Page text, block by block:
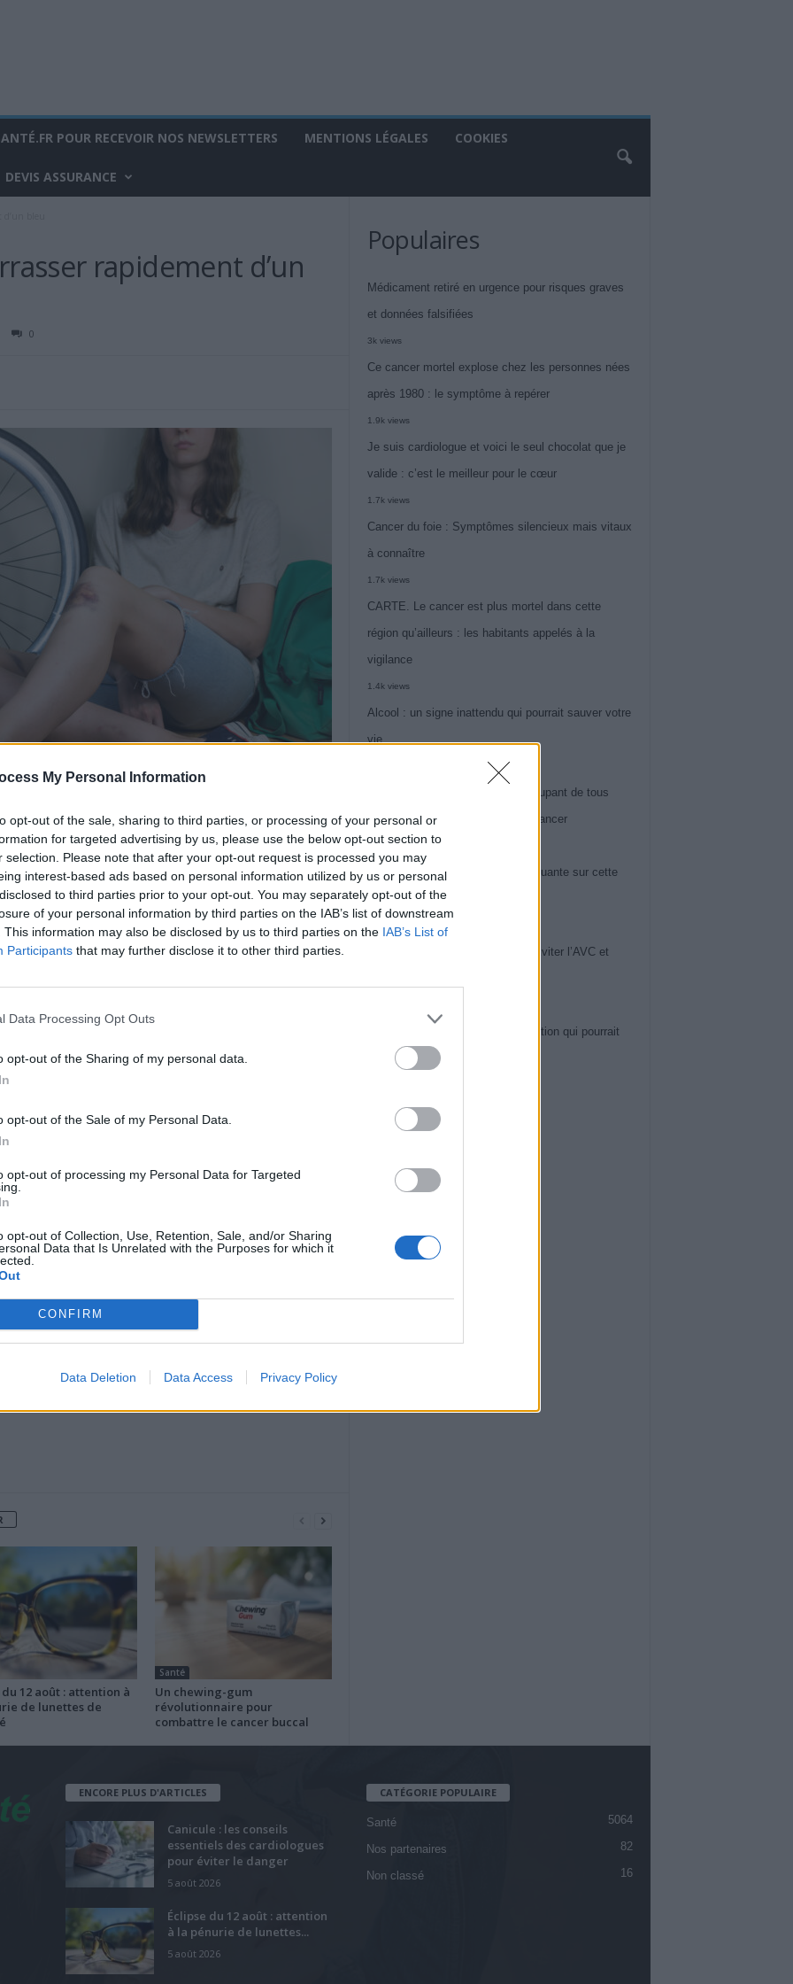
My Personal Information
opt-out of the sale, sharing to third parties, or processing of your personal or
for targeted advertising by us, please use the below opt-out section to
selection. Please note that after your opt-out request is processed you may
interest-based ads based on personal information utilized by us or personal
to third parties prior to your opt-out. You may separately opt-out of the
of your personal information by third parties on the IAB’s list of downstream
This information may also be disclosed by us to third parties on the IAB’s List of
Participants that may further disclose it to other third parties.
Data Processing Opt Outs
opt-out of the Sharing of my personal data.
opt-out of the Sale of my Personal Data.
opt-out of processing my Personal Data for Targeted
opt-out of Collection, Use, Retention, Sale, and/or Sharing
Data that Is Unrelated with the Purposes for which it
CONFIRM
Data Deletion Data Access Privacy Policy
POUR RECEVOIR NOS NEWSLETTERS MENTIONS LÉGALES COOKIES
DEVIS ASSURANCE
rapidement d’un
0
en revanche, on peut accélérer sa guérison
d’une hémorragie sous-cutanée. L’ecchymose, ou
le sang s’échappe des vaisseaux sanguins
hématome, le sang s’étend plus profondément sous la
d’un amas de sang sous la peau.
: rouge à bleu,
du 12 août : attention à
de lunettes de
Santé
Un chewing-gum
révolutionnaire pour
combattre le cancer buccal
Populaires
Médicament retiré en urgence pour risques graves
et données falsifiées
3k views
Ce cancer mortel explose chez les personnes nées
après 1980 : le symptôme à repérer
1.9k views
Je suis cardiologue et voici le seul chocolat que je
valide : c’est le meilleur pour le cœur
1.7k views
Cancer du foie : Symptômes silencieux mais vitaux
à connaître
1.7k views
CARTE. Le cancer est plus mortel dans cette
région qu’ailleurs : les habitants appelés à la
vigilance
1.4k views
Alcool : un signe inattendu qui pourrait sauver votre
vie
C’est le symptôme le plus préoccupant de tous
après 60 ans : il peut révéler un cancer
1.3k views
Arthrose du genou : la vérité choquante sur cette
maladie en pleine expansion
4 Astuces de Cardiologues pour Éviter l’AVC et
Dents et cœur : la nouvelle révélation qui pourrait
sauver votre vie
ENCORE PLUS D'ARTICLES
Canicule : les conseils
essentiels des cardiologues
pour éviter le danger
5 août 2026
Éclipse du 12 août : attention
à la pénurie de lunettes...
5 août 2026
CATÉGORIE POPULAIRE
Santé 5064
Nos partenaires 82
Non classé 16